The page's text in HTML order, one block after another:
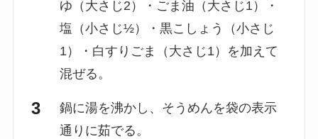
ゆ（大さじ2）・ごま油（大さじ1）・
塩（小さじ½）・黒こしょう（小さじ
1）・白すりごま（大さじ1）を加えて
混ぜる。
鍋に湯を沸かし、そうめんを袋の表示
通りに茹でる。